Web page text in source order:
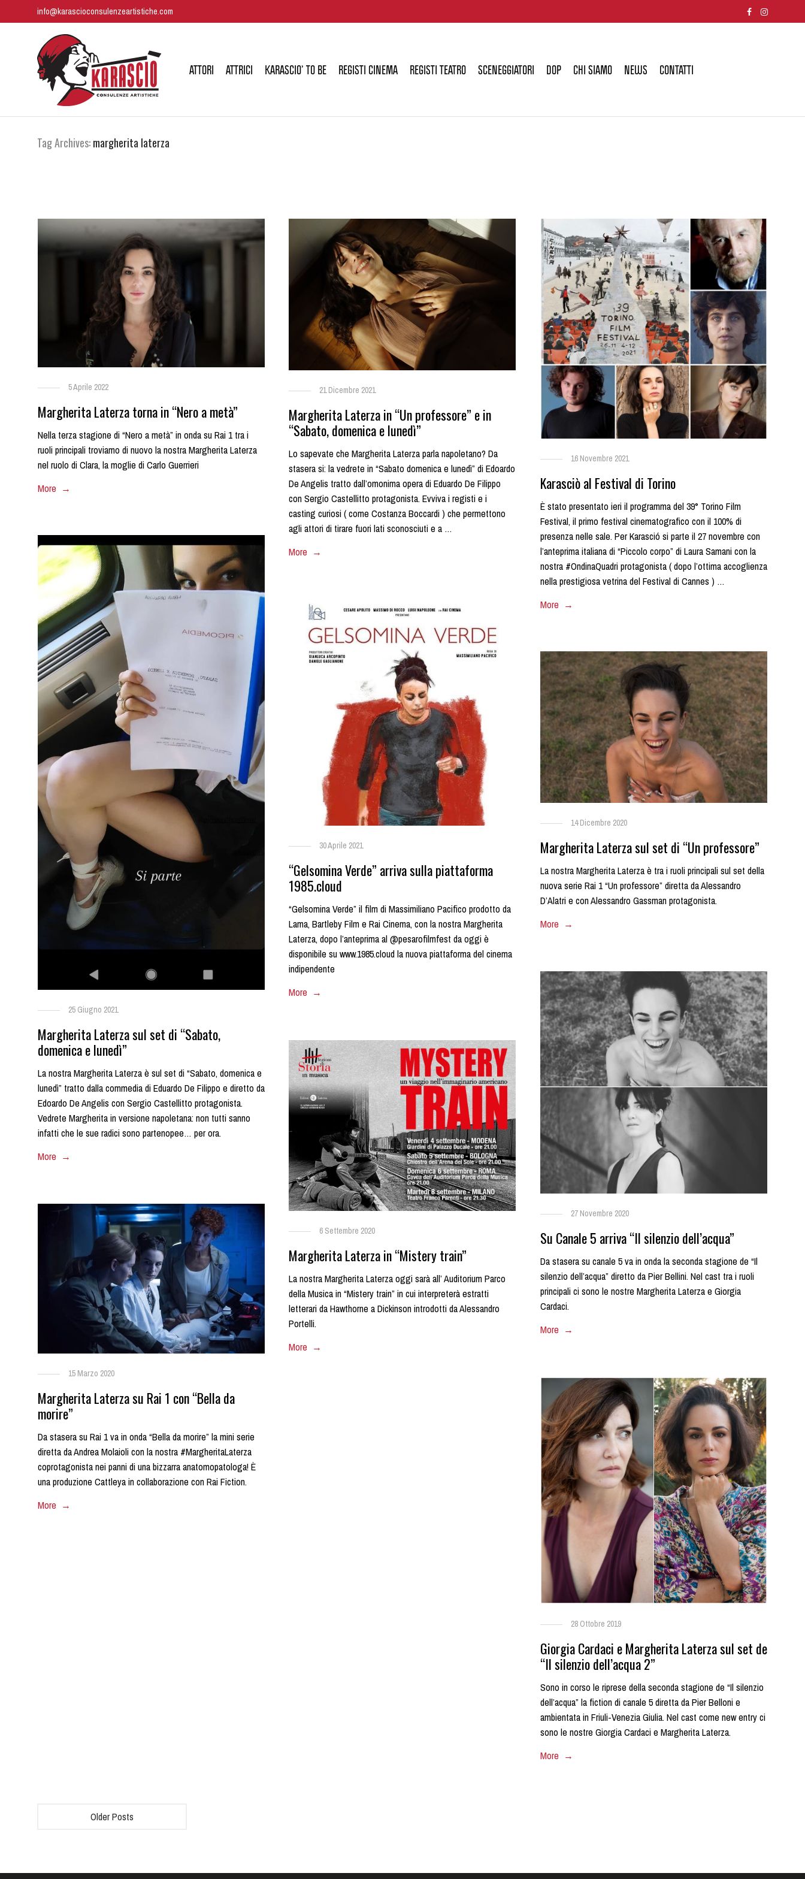
info@karascioconsulenzeartistiche.com
ATTORI ATTRICI KARASCIO’ TO BE REGISTI CINEMA REGISTI TEATRO SCENEGGIATORI DOP CHI SIAMO NEWS CONTATTI
Tag Archives:margherita laterza
5 Aprile 2022
Margherita Laterza torna in “Nero a metà”
Nella terza stagione di “Nero a metà” in onda su Rai 1 tra i
ruoli principali troviamo di nuovo la nostra Margherita Laterza
nel ruolo di Clara, la moglie di Carlo Guerrieri
More →
21 Dicembre 2021
Margherita Laterza in “Un professore” e in
“Sabato, domenica e lunedì”
Lo sapevate che Margherita Laterza parla napoletano? Da
stasera si: la vedrete in “Sabato domenica e lunedì” di Edoardo
De Angelis tratto dall’omonima opera di Eduardo De Filippo
con Sergio Castellitto protagonista. Evviva i registi e i
casting curiosi ( come Costanza Boccardi ) che permettono
agli attori di tirare fuori lati sconosciuti e a …
More →
16 Novembre 2021
Karasciò al Festival di Torino
È stato presentato ieri il programma del 39° Torino Film
Festival, il primo festival cinematografico con il 100% di
presenza nelle sale. Per Karasció si parte il 27 novembre con
l’anteprima italiana di “Piccolo corpo” di Laura Samani con la
nostra #OndinaQuadri protagonista ( dopo l’ottima accoglienza
nella prestigiosa vetrina del Festival di Cannes ) …
More →
25 Giugno 2021
Margherita Laterza sul set di “Sabato,
domenica e lunedì”
La nostra Margherita Laterza è sul set di “Sabato, domenica e
lunedì” tratto dalla commedia di Eduardo De Filippo e diretto da
Edoardo De Angelis con Sergio Castellitto protagonista.
Vedrete Margherita in versione napoletana: non tutti sanno
infatti che le sue radici sono partenopee… per ora.
More →
30 Aprile 2021
“Gelsomina Verde” arriva sulla piattaforma
1985.cloud
“Gelsomina Verde” il film di Massimiliano Pacifico prodotto da
Lama, Bartleby Film e Rai Cinema, con la nostra Margherita
Laterza, dopo l’anteprima al @pesarofilmfest da oggi è
disponibile su www.1985.cloud la nuova piattaforma del cinema
indipendente
More →
14 Dicembre 2020
Margherita Laterza sul set di “Un professore”
La nostra Margherita Laterza è tra i ruoli principali sul set della
nuova serie Rai 1 “Un professore” diretta da Alessandro
D’Alatri e con Alessandro Gassman protagonista.
More →
27 Novembre 2020
Su Canale 5 arriva “Il silenzio dell’acqua”
Da stasera su canale 5 va in onda la seconda stagione de “Il
silenzio dell’acqua” diretto da Pier Bellini. Nel cast tra i ruoli
principali ci sono le nostre Margherita Laterza e Giorgia
Cardaci.
More →
6 Settembre 2020
Margherita Laterza in “Mistery train”
La nostra Margherita Laterza oggi sarà all’ Auditorium Parco
della Musica in “Mistery train” in cui interpreterà estratti
letterari da Hawthorne a Dickinson introdotti da Alessandro
Portelli.
More →
15 Marzo 2020
Margherita Laterza su Rai 1 con “Bella da
morire”
Da stasera su Rai 1 va in onda “Bella da morire” la mini serie
diretta da Andrea Molaioli con la nostra #MargheritaLaterza
coprotagonista nei panni di una bizzarra anatomopatologa! È
una produzione Cattleya in collaborazione con Rai Fiction.
More →
28 Ottobre 2019
Giorgia Cardaci e Margherita Laterza sul set de
“Il silenzio dell’acqua 2”
Sono in corso le riprese della seconda stagione de “Il silenzio
dell’acqua” la fiction di canale 5 diretta da Pier Belloni e
ambientata in Friuli-Venezia Giulia. Nel cast come new entry ci
sono le nostre Giorgia Cardaci e Margherita Laterza.
More →
Older Posts